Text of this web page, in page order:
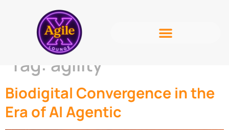
Tag: agility
Biodigital Convergence in the
Era of AI Agentic